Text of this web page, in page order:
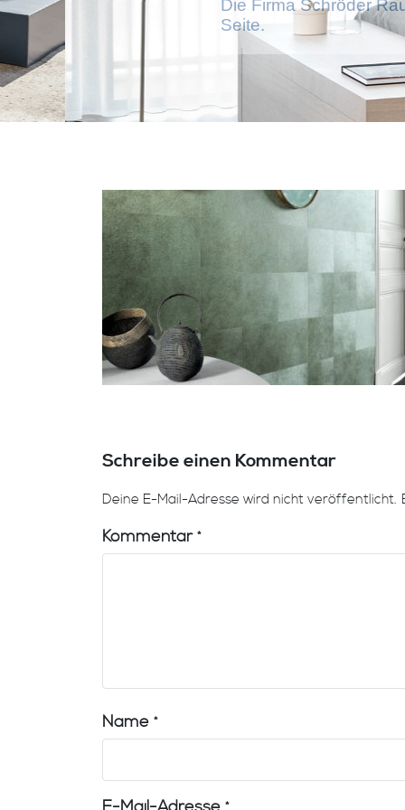
Die Firma Schröder
Seite.
Schreibe einen Kommentar
Deine E-Mail-Adresse wird nicht veröffentlicht.
Kommentar*
Name*